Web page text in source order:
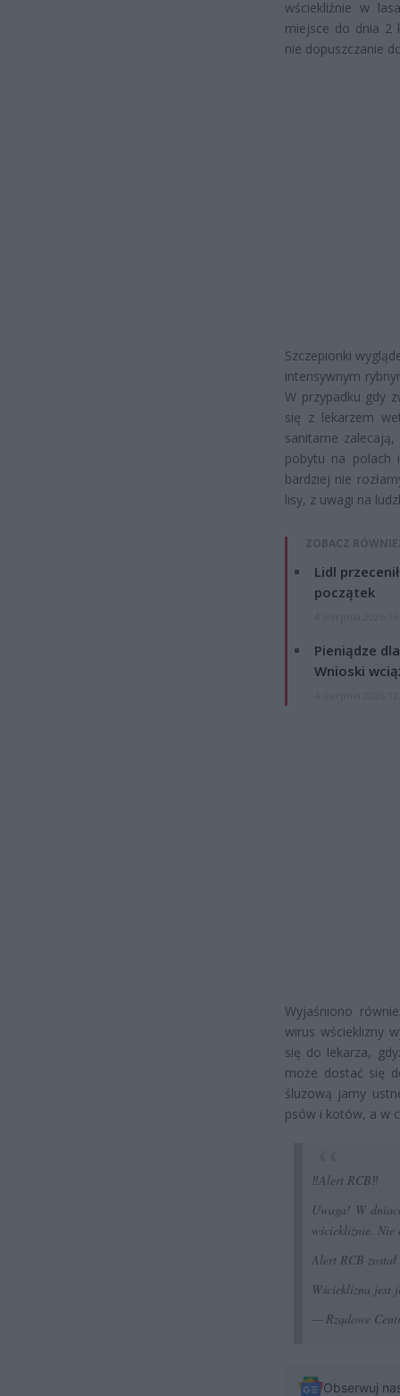
wściekliźnie w
miejsce do dnia 2
nie dopuszczanie
Szczepionki
intensywnym
W przypadku gdy
się z lekarzem
sanitarne
pobytu na polach
bardziej nie
lisy, z uwagi na
ZOBACZ
Lidl
początek
Pieniądze
Wnioski
Wyjaśniono
wirus wścieklizny
się do lekarza,
może dostać się
śluzową jamy
psów i kotów, a w
‼️Alert RCB‼️
Uwaga! W
wściekliźnie. Nie
Alert RCB
Wścieklizna
— Rządowe
Obserwuj